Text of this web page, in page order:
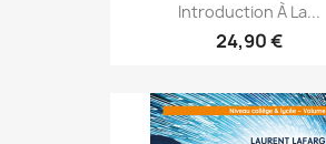
Introduction À La...
24,90 €